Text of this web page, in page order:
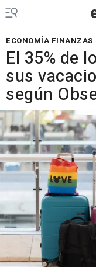
ECONOMÍA FINANZAS
El 35% de
sus
según